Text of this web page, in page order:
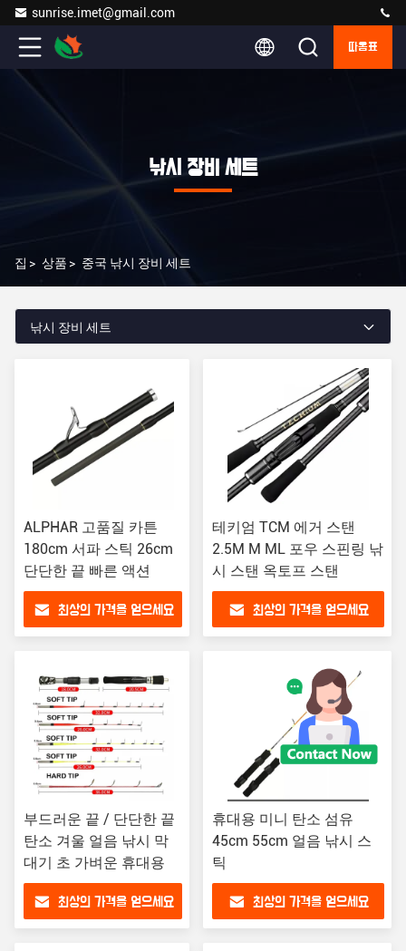
sunrise.imet@gmail.com
따옴표
낚시 장비 세트
집 > 상품 > 중국 낚시 장비 세트
낚시 장비 세트
ALPHAR 고품질 카튼
180cm 서파 스틱 26cm
단단한 끝 빠른 액션
최상의 가격을 얻으세요
테키엄 TCM 에거 스탠
2.5M M ML 포우 스핀링 낚
시 스탠 옥토프 스탠
최상의 가격을 얻으세요
부드러운 끝 / 단단한 끝
탄소 겨울 얼음 낚시 막
대기 초 가벼운 휴대용
최상의 가격을 얻으세요
휴대용 미니 탄소 섬유
45cm 55cm 얼음 낚시 스
틱
최상의 가격을 얻으세요